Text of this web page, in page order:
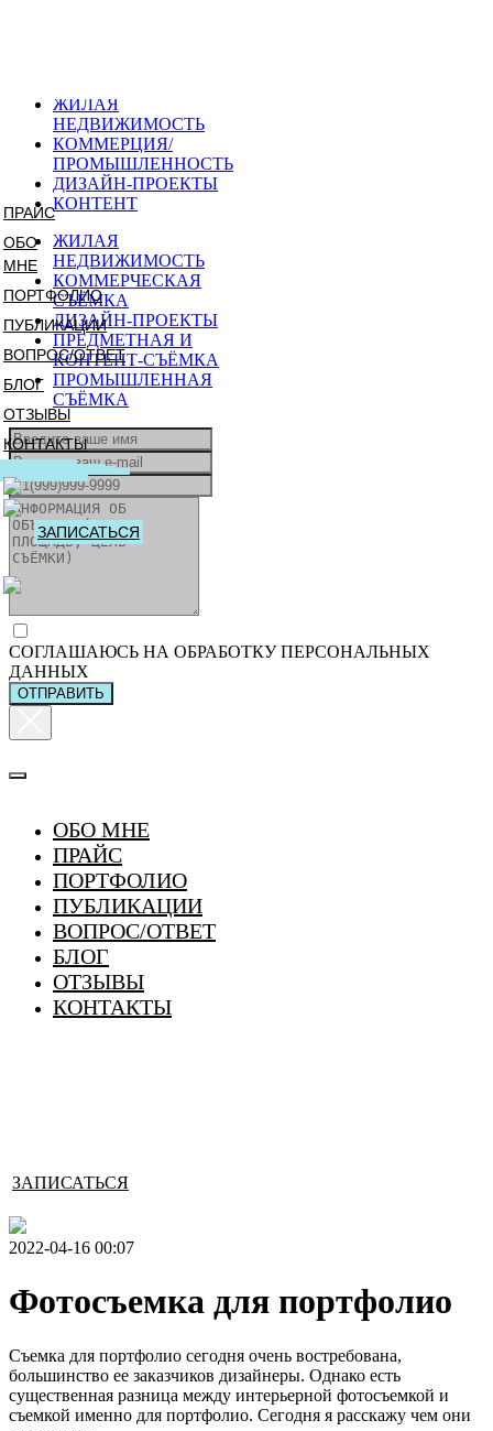
ПРАЙС
ОБО
МНЕ
ПОРТФОЛИО
ПУБЛИКАЦИИ
ВОПРОС/ОТВЕТ
БЛОГ
ОТЗЫВЫ
КОНТАКТЫ
ЗАПИСАТЬСЯ
ЖИЛАЯ
НЕДВИЖИМОСТЬ
КОММЕРЦИЯ/
ПРОМЫШЛЕННОСТЬ
ДИЗАЙН-ПРОЕКТЫ
КОНТЕНТ
ЖИЛАЯ
НЕДВИЖИМОСТЬ
КОММЕРЧЕСКАЯ
СЪЁМКА
ДИЗАЙН-ПРОЕКТЫ
ПРЕДМЕТНАЯ И
КОНТЕНТ-СЪЁМКА
ПРОМЫШЛЕННАЯ
СЪЁМКА
СОГЛАШАЮСЬ НА ОБРАБОТКУ ПЕРСОНАЛЬНЫХ
ДАННЫХ
ОТПРАВИТЬ
ОБО МНЕ
ПРАЙС
ПОРТФОЛИО
ПУБЛИКАЦИИ
ВОПРОС/ОТВЕТ
БЛОГ
ОТЗЫВЫ
КОНТАКТЫ
ЗАПИСАТЬСЯ
2022-04-16 00:07
Фотосъемка для портфолио
Съемка для портфолио сегодня очень востребована,
большинство ее заказчиков дизайнеры. Однако есть
существенная разница между интерьерной фотосъемкой и
съемкой именно для портфолио. Сегодня я расскажу чем они